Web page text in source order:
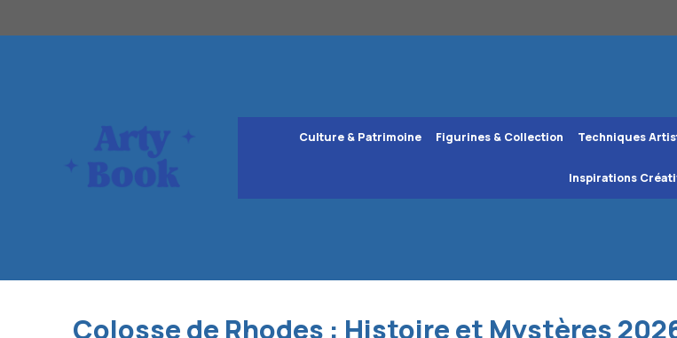
au
Culture & Patrimoine Figurines & Collection Techniques
Inspirations
Colosse de Rhodes : Histoire et Mystères